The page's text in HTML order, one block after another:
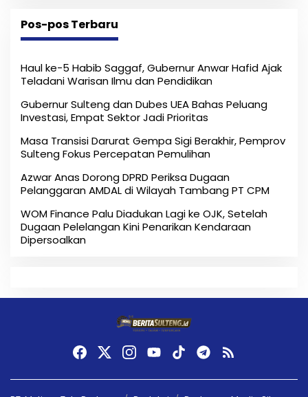
Pos-pos Terbaru
Haul ke-5 Habib Saggaf, Gubernur Anwar Hafid Ajak
Teladani Warisan Ilmu dan Pendidikan
Gubernur Sulteng dan Dubes UEA Bahas Peluang
Investasi, Empat Sektor Jadi Prioritas
Masa Transisi Darurat Gempa Sigi Berakhir, Pemprov
Sulteng Fokus Percepatan Pemulihan
Azwar Anas Dorong DPRD Periksa Dugaan
Pelanggaran AMDAL di Wilayah Tambang PT CPM
‎WOM Finance Palu Diadukan Lagi ke OJK, Setelah
Dugaan Pelelangan Kini Penarikan Kendaraan
Dipersoalkan ‎